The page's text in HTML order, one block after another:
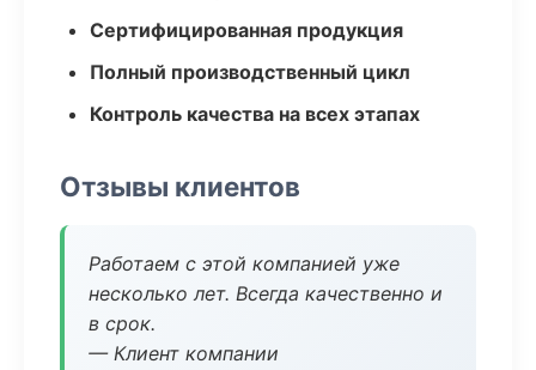
Сертифицированная продукция
Полный производственный цикл
Контроль качества на всех этапах
Отзывы клиентов
Работаем с этой компанией уже
несколько лет. Всегда качественно и
в срок.
— Клиент компании